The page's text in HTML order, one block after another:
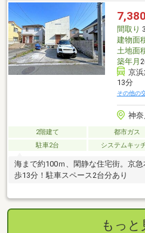
7,380
間取り
建物面
土地面
築年月
京
13分
その他の
神
2階建て 都市ガス
駐車2台
システムキッ
海まで約100ｍ、閑静な住宅街。京
歩13分！駐車スペース2台分あり
もっと